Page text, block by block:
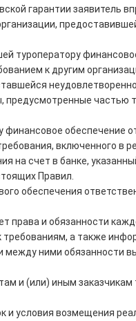
гарантии заявитель
туроператору
к другим
частью
финансовое обеспечение
включенного в
на счет в банке,
Правил.
обеспечения
права и обязанности
а также
ними обязанности
и (или) иным
условия возмещения